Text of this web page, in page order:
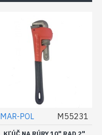
MAR-POL M55231